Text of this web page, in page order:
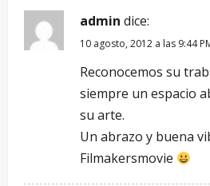
admin dice:
10 agosto, 2012 a las 9:44
Reconocemos su
siempre un espacio
su arte.
Un abrazo y buena
Filmakersmovie